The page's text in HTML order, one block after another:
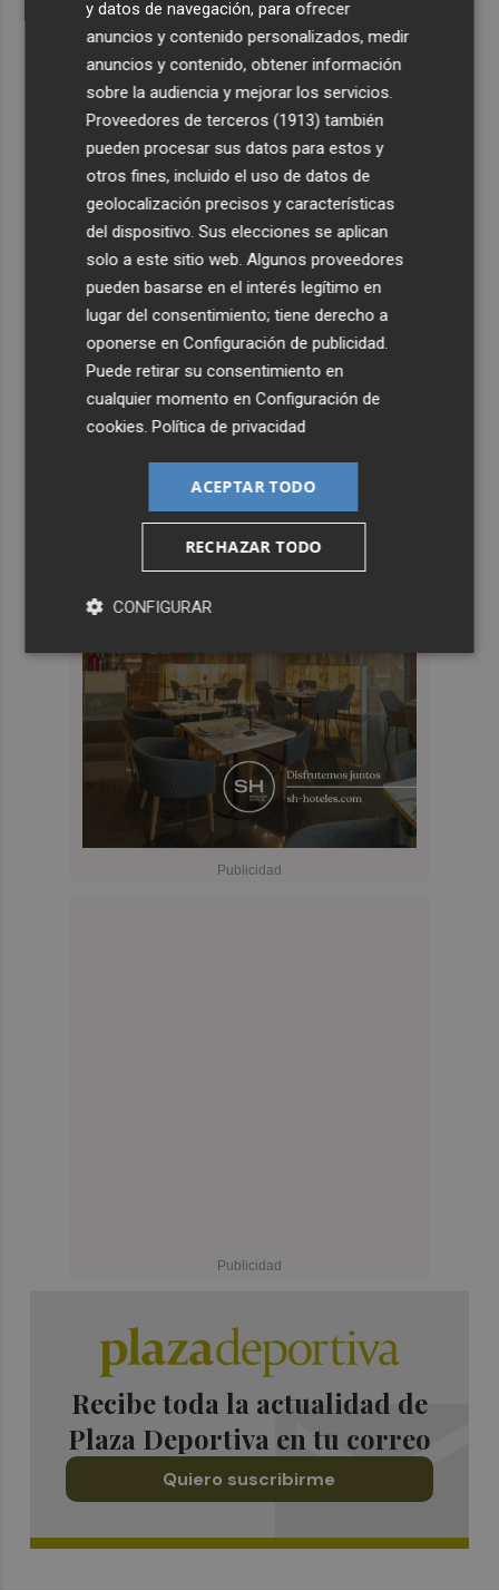
Recibe toda la actualidad de
Plaza Deportiva en tu correo
Quiero suscribirme
y datos de navegación, para ofrecer
anuncios y contenido personalizados, medir
anuncios y contenido, obtener información
sobre la audiencia y mejorar los servicios.
Proveedores de terceros (1913) también
pueden procesar sus datos para estos y
otros fines, incluido el uso de datos de
geolocalización precisos y características
del dispositivo. Sus elecciones se aplican
solo a este sitio web. Algunos proveedores
pueden basarse en el interés legítimo en
lugar del consentimiento; tiene derecho a
oponerse enConfiguración de publicidad
Puede retirar su consentimiento en
cualquier momento enConfiguración de
cookies .Política de privacidad
ACEPTAR TODO
RECHAZAR TODO
CONFIGURAR